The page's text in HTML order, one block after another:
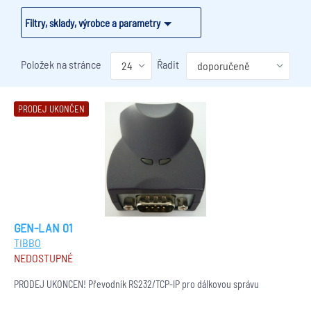
Filtry, sklady, výrobce a parametry
Položek na stránce Řadit
PRODEJ UKONČEN
GEN-LAN 01
TIBBO
NEDOSTUPNÉ
PRODEJ UKONČEN! Převodník RS232/TCP-IP pro dálkovou správu